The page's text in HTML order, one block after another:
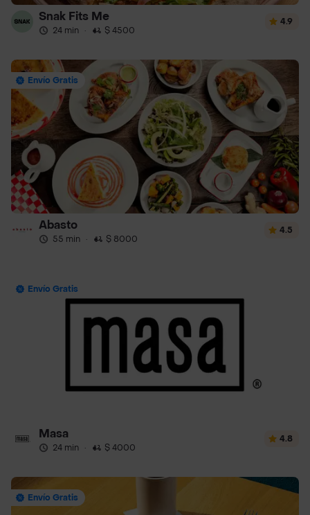
Snak Fits Me
24 min · $ 4500
4.9
Envío Gratis
Abasto
55 min · $ 8000
4.5
Envío Gratis
Masa
24 min · $ 4000
4.8
Envío Gratis